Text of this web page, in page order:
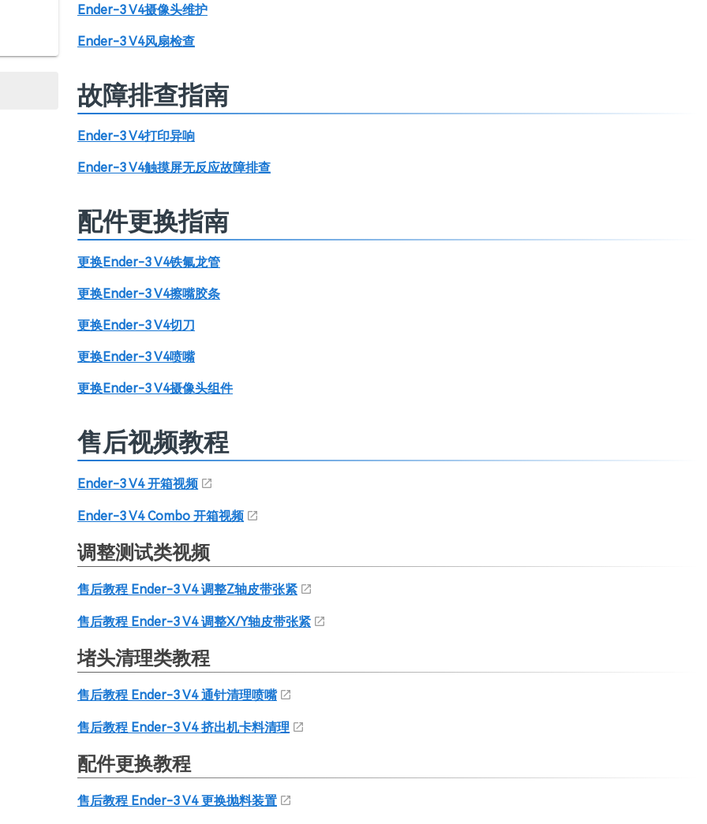
Ender-3 V4摄像头维护
Ender-3 V4风扇检查
故障排查指南
Ender-3 V4打印异响
Ender-3 V4触摸屏无反应故障排查
配件更换指南
更换Ender-3 V4铁氟龙管
更换Ender-3 V4擦嘴胶条
更换Ender-3 V4切刀
更换Ender-3 V4喷嘴
更换Ender-3 V4摄像头组件
售后视频教程
Ender-3 V4 开箱视频
Ender-3 V4 Combo 开箱视频
调整测试类视频
售后教程 Ender-3 V4 调整Z轴皮带张紧
售后教程 Ender-3 V4 调整X/Y轴皮带张紧
堵头清理类教程
售后教程 Ender-3 V4 通针清理喷嘴
售后教程 Ender-3 V4 挤出机卡料清理
配件更换教程
售后教程 Ender-3 V4 更换抛料装置